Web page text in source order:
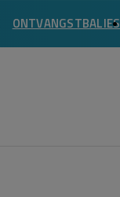
ONTVANGSTBALIES